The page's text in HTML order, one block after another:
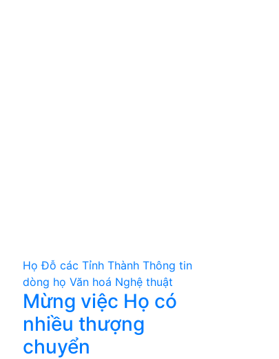
Họ Đỗ các Tỉnh Thành Thông tin
dòng họ Văn hoá Nghệ thuật
Mừng việc Họ có
nhiều thượng
chuyển